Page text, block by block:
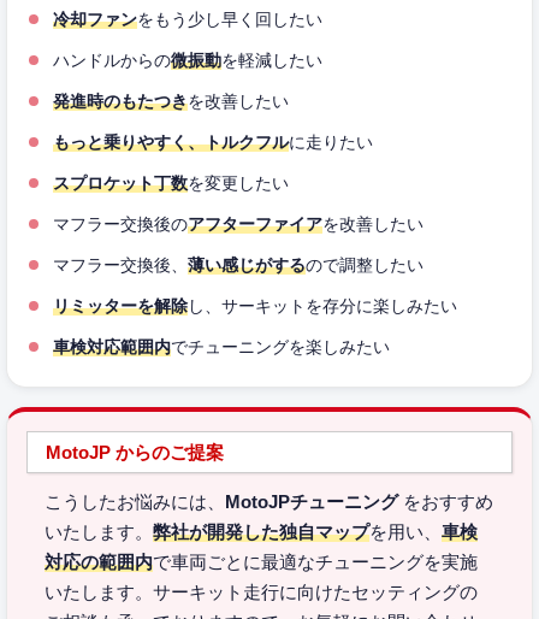
冷却ファンをもう少し早く回したい
ハンドルからの微振動を軽減したい
発進時のもたつきを改善したい
もっと乗りやすく、トルクフルに走りたい
スプロケット丁数を変更したい
マフラー交換後のアフターファイアを改善したい
マフラー交換後、 薄い感じがするので調整したい
リミッターを解除し、サーキットを存分に楽しみたい
車検対応範囲内でチューニングを楽しみたい
MotoJP からのご提案
こうしたお悩みには、 MotoJPチューニングをおすすめ
いたします。 弊社が開発した独自マップを用い、 車検
対応の範囲内で車両ごとに最適なチューニングを実施
いたします。サーキット走行に向けたセッティングの